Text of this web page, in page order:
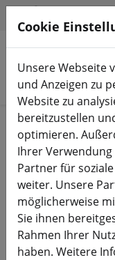
Produkte suchen
Start Equipment
BETAFPV
Cookie
Unsere Webseite
und Anzeigen zu
Website zu
bereitzustellen
optimieren.
Ihrer
Partner für
weiter. Unsere
möglicherweise
Sie ihnen
Rahmen Ihrer
haben. Weitere